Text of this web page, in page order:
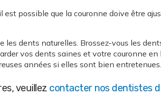
possible que la couronne doive être
dents naturelles. Brossez-vous les
vos dents saines et votre couronne
années si elles sont bien entretenues.
veuillez contacter nos dentistes